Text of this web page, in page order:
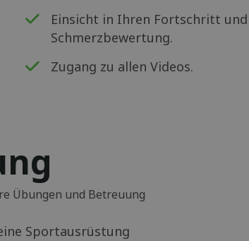
Einsicht in Ihren Fortschritt
Schmerzbewertung.
Zugang zu allen Videos.
Übungen und Betreuung
Sportausrüstung